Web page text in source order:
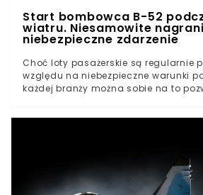
Start bombowca B-52
wiatru. Niesamowite
niebezpieczne zdarzenie
Choć loty pasażerskie są regularnie
względu na niebezpieczne warunki
każdej branży można sobie na to